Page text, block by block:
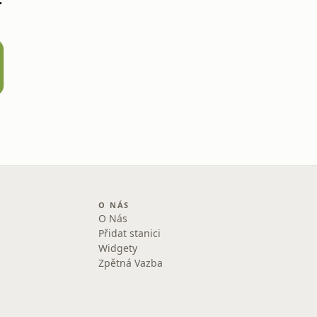
O NÁS
O Nás
Přidat stanici
Widgety
Zpětná Vazba